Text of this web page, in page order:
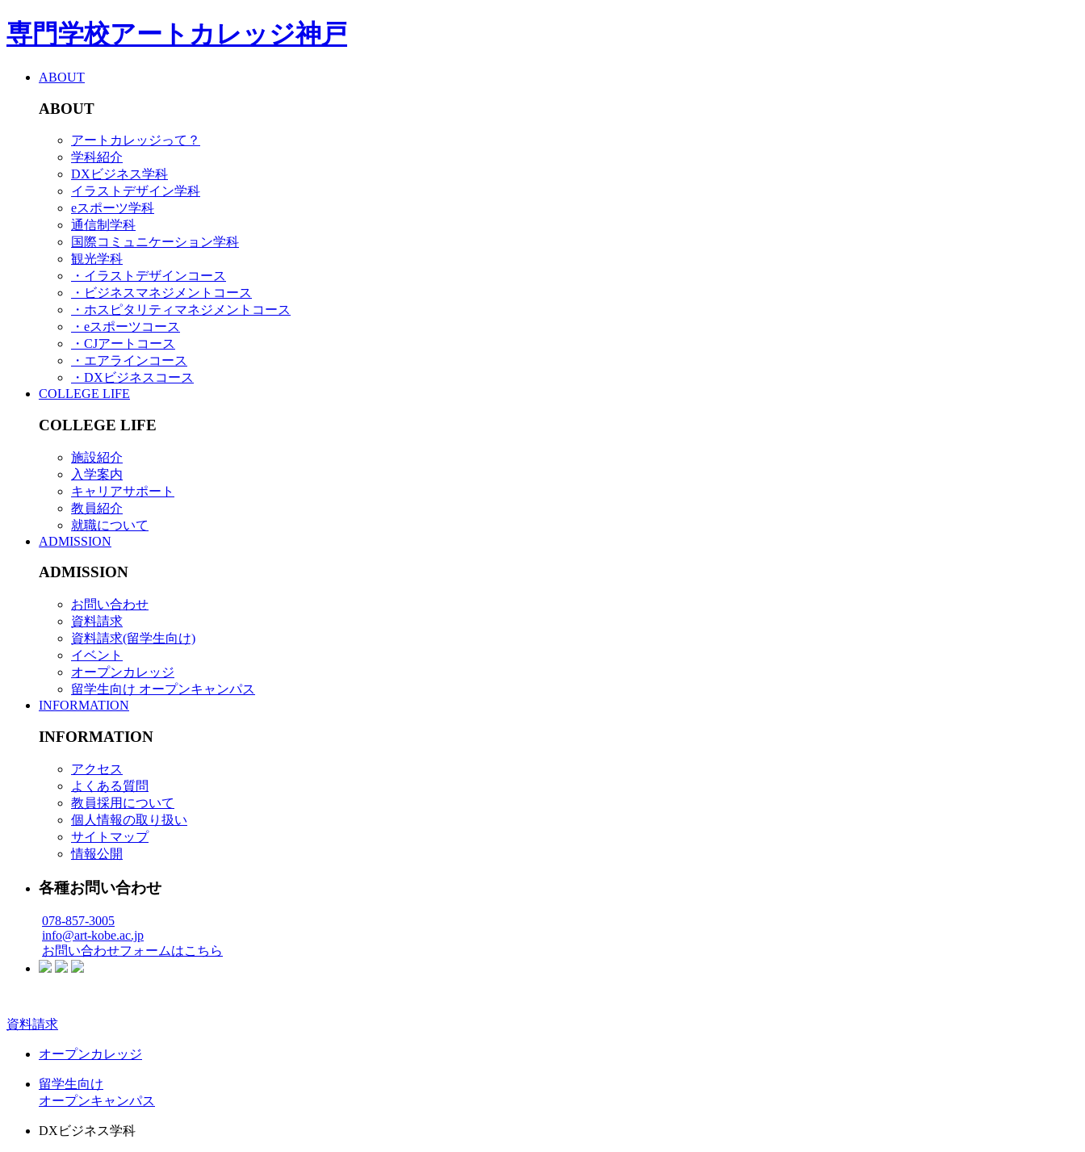
専門学校アートカレッジ神戸
ABOUT
ABOUT
アートカレッジって？
学科紹介
DXビジネス学科
イラストデザイン学科
eスポーツ学科
通信制学科
国際コミュニケーション学科
観光学科
・イラストデザインコース
・ビジネスマネジメントコース
・ホスピタリティマネジメントコース
・eスポーツコース
・CJアートコース
・エアラインコース
・DXビジネスコース
COLLEGE LIFE
COLLEGE LIFE
施設紹介
入学案内
キャリアサポート
教員紹介
就職について
ADMISSION
ADMISSION
お問い合わせ
資料請求
資料請求(留学生向け)
イベント
オープンカレッジ
留学生向け オープンキャンパス
INFORMATION
INFORMATION
アクセス
よくある質問
教員採用について
個人情報の取り扱い
サイトマップ
情報公開
各種お問い合わせ
078-857-3005
info@art-kobe.ac.jp
お問い合わせフォームはこちら
資料請求
オープンカレッジ
留学生向け
オープンキャンパス
DXビジネス学科